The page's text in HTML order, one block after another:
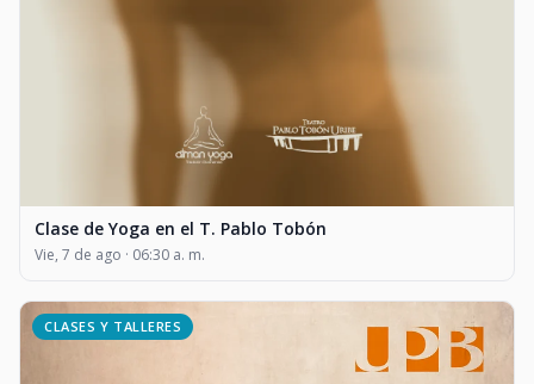
Clase de Yoga en el T. Pablo Tobón
Vie, 7 de ago · 06:30 a. m.
CLASES Y TALLERES